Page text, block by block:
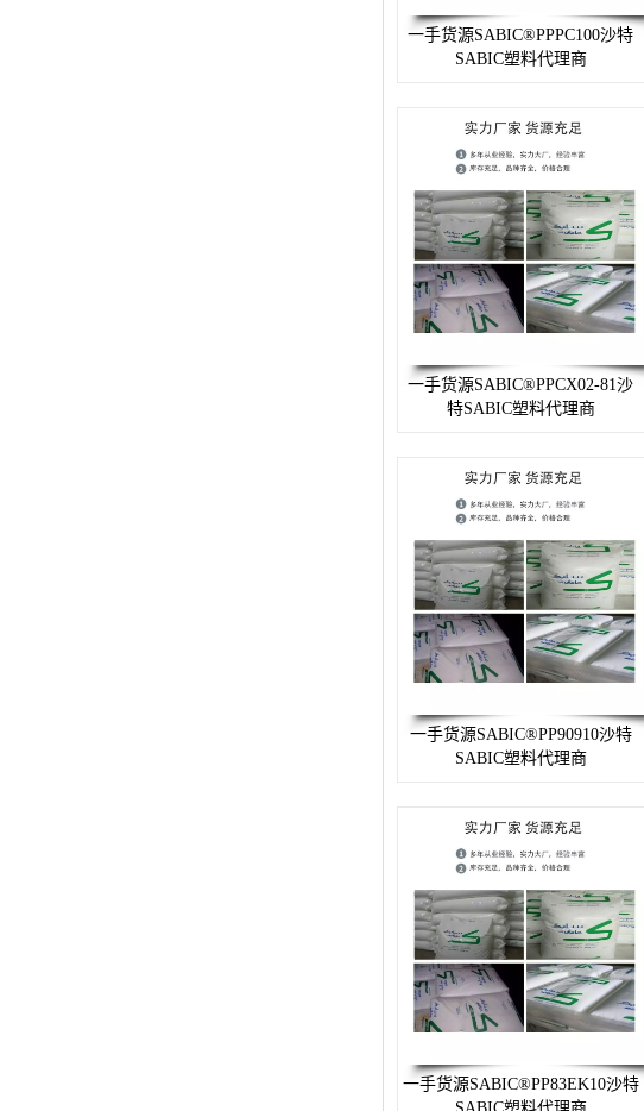
一手货源SABIC®PPPC100沙特
SABIC塑料代理商
一手货源SABIC®PPCX02-81沙
特SABIC塑料代理商
一手货源SABIC®PP90910沙特
SABIC塑料代理商
一手货源SABIC®PP83EK10沙特